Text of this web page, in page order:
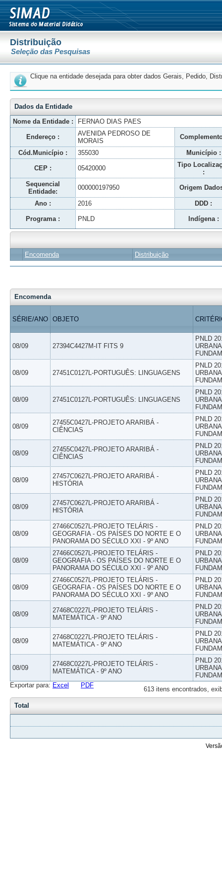
Distribuição
Seleção das Pesquisas
Clique na entidade desejada para obter dados Gerais, Pedido,
Dados da Entidade
Nome da Entidade :
FERNAO DIAS PAES
Endereço :
AVENIDA PEDROSO DE
MORAIS
Cód.Município : 355030 Município :
CEP : 05420000
Tipo
:
Sequencial
Entidade:
000000197950 Origem
Ano : 2016 DDD :
Programa : PNLD Indígena :
Encomenda Distribuição
Encomenda
SÉRIE/ANO OBJETO
08/09 27394C4427M-IT FITS 9
PNLD
08/09 27451C0127L-PORTUGUÊS: LINGUAGENS
PNLD
08/09 27451C0127L-PORTUGUÊS: LINGUAGENS
PNLD
08/09
27455C0427L-PROJETO ARARIBÁ -
CIÊNCIAS
PNLD
08/09
27455C0427L-PROJETO ARARIBÁ -
CIÊNCIAS
PNLD
08/09
27457C0627L-PROJETO ARARIBÁ -
HISTÓRIA
PNLD
08/09
27457C0627L-PROJETO ARARIBÁ -
HISTÓRIA
PNLD
08/09
27466C0527L-PROJETO TELÁRIS -
GEOGRAFIA - OS PAÍSES DO NORTE E O
PANORAMA DO SÉCULO XXI - 9º ANO
PNLD
08/09
27466C0527L-PROJETO TELÁRIS -
GEOGRAFIA - OS PAÍSES DO NORTE E O
PANORAMA DO SÉCULO XXI - 9º ANO
PNLD
08/09
27466C0527L-PROJETO TELÁRIS -
GEOGRAFIA - OS PAÍSES DO NORTE E O
PANORAMA DO SÉCULO XXI - 9º ANO
PNLD
08/09
27468C0227L-PROJETO TELÁRIS -
MATEMÁTICA - 9º ANO
PNLD
08/09
27468C0227L-PROJETO TELÁRIS -
MATEMÁTICA - 9º ANO
PNLD
08/09
27468C0227L-PROJETO TELÁRIS -
MATEMÁTICA - 9º ANO
PNLD
613 itens encontrados,
Exportar para: Excel PDF
Total